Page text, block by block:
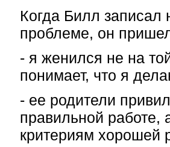
Когда Билл записал
проблеме, он
- я женился не на
понимает, что я
- ее родители
правильной работе,
критериям хорошей